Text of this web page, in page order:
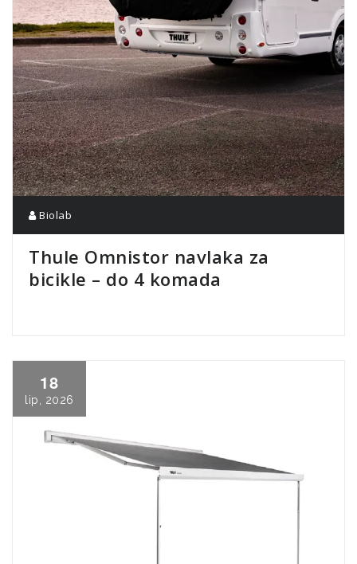
Biolab
Thule Omnistor navlaka za
bicikle – do 4 komada
18
lip, 2026